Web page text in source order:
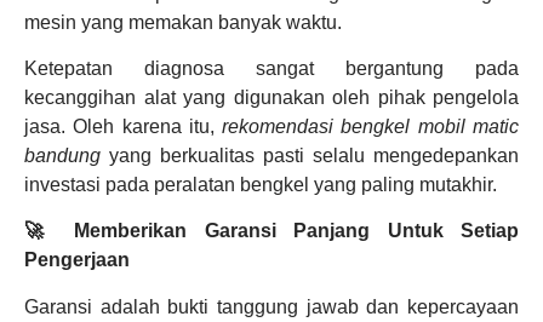
mesin yang memakan banyak waktu.
Ketepatan diagnosa sangat bergantung pada
kecanggihan alat yang digunakan oleh pihak pengelola
jasa. Oleh karena itu,rekomendasi bengkel mobil matic
bandung yang berkualitas pasti selalu mengedepankan
investasi pada peralatan bengkel yang paling mutakhir.
🚀 Memberikan Garansi Panjang Untuk Setiap
Pengerjaan
Garansi adalah bukti tanggung jawab dan kepercayaan